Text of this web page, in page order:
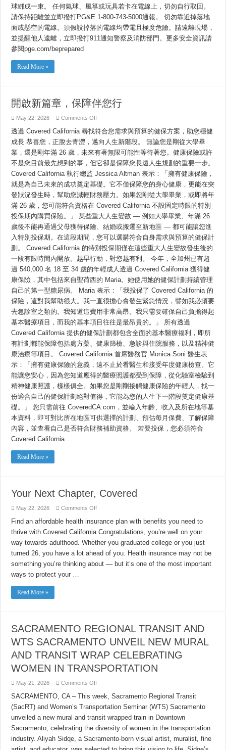
球綁成一束。 任何氣球、風箏或玩具若卡在電線上，切勿自行取回。
請保持距離並立即撥打PG&E 1-800-743-5000通報。 切勿靠近掉落地
面或懸空的電線。須假設掉落的電線均帶電且極度危險。請遠離現場，
並提醒他人遠離，立即撥打911通知警察及消防部門。更多安全資訊請
參閱pge.com/beprepared
Read More »
開啟新篇章，保障伴您行
May 22, 2026 Comments Offon
啟
新
篇
章，
保
伴
您
行
透過 Covered California 尋找符合您需求與預算的健保方案，助您穩健
成長 恭喜您，正脫去青澀，邁向人生新階段。 無論您是剛從大學畢
業，還是剛年滿 26 歲，未來有著無限可能性等待著您。健康保險或許
不是您目前最先想到的事，但它卻是保障您長遠人生規劃的重要一步。
Covered California 執行總監 Jessica Altman 表示：「擁有健康保險，
就是為自己未來的成功奠定基礎。它不僅保障您的身心健康，更能在突
發狀況發生時，幫助您減輕財務壓力。如果您剛從大學畢業，或即將年
滿 26 歲，您可能符合資格在 Covered California 不設固定時限的特別
投保期內購買保險。」 某些重大人生變故 — 例如大學畢業、年滿 26
歲後不能再通過父母獲得保險、結婚或搬遷至新地區 — 都可能讓您進
入特別投保期。在這段期間，您可以選購符合自身需求與預算的健保計
劃。 Covered California 的特別投保期僅在這些重大人生變故發生後的
一段有限時間內開放。越早行動，對您越有利。 今年，全加州已有超
過 540,000 名 18 至 34 歲的年輕成人透過 Covered California 獲得健
康保險，其中包括來自聖荷西的 Maria。她使用她的健保計劃持續管理
自己的第一型糖尿病。 Maria 表示：「我投保了 Covered California 的
保險，這對我幫助很大。我一直很擔心會發生緊急情況，譬如我必須要
去急診室之類的。我知道這費用非常高昂。我只需要確保自己負擔得起
基本醫療項目，而我的基本項目往往是最昂貴的。」 所有透過
Covered California 提供的健保計劃都包含全面的基本醫療福利，即所
有計劃都能保障包括處方藥、健康篩檢、急診與住院服務，以及精神健
康治療等項目。 Covered California 首席醫務官 Monica Soni 醫生表
示：「擁有健康保險的意義，遠不止於看醫生和接受年度健康檢查。它
能讓您安心，因為您知道應得的醫療照護都受到保障，從化驗室檢驗到
精神健康照護，樣樣俱全。如果您是剛剛接觸健康保險的年輕人，找一
份適合自己的健保計劃絕對值得，它能為您的人生下一階段奠定健康基
礎。」 您只需前往 CoveredCA.com，並輸入年齡、收入及所在地等基
本資料，即可對比所在地區可供選擇的計劃、預估每月保費、了解保障
內容，並查看自己是否符合財務補助資格。 若要投保，您必須符合
Covered California …
Read More »
Your Next Chapter, Covered
May 22, 2026 Comments Offon
Next
Chapter,
Covered
Find an affordable health insurance plan with benefits you need to
thrive with Covered California Congratulations, you’re well on your
way towards adulthood. Whether you graduated college or you just
turned 26, you have a lot ahead of you. Health insurance may not be
something you’re thinking about — but it’s one of the most important
ways to protect your …
Read More »
SACRAMENTO REGIONAL TRANSIT AND
WTS SACRAMENTO UNVEIL NEW MURAL
AND TRANSIT WRAP CELEBRATING
WOMEN IN TRANSPORTATION
May 21, 2026 Comments Offon
REGIONAL
TRANSIT
AND
WTS
SACRAMENTO
UNVEIL
NEW
MURAL
AND
SACRAMENTO, CA – This week, Sacramento Regional Transit
(SacRT) and Women’s Transportation Seminar (WTS) Sacramento
unveiled a new mural and transit wrapped train in Downtown
Sacramento, celebrating the diversity of women in the transportation
industry. Aliyah Sidqe, a Sacramento-born visual artist, muralist, fine